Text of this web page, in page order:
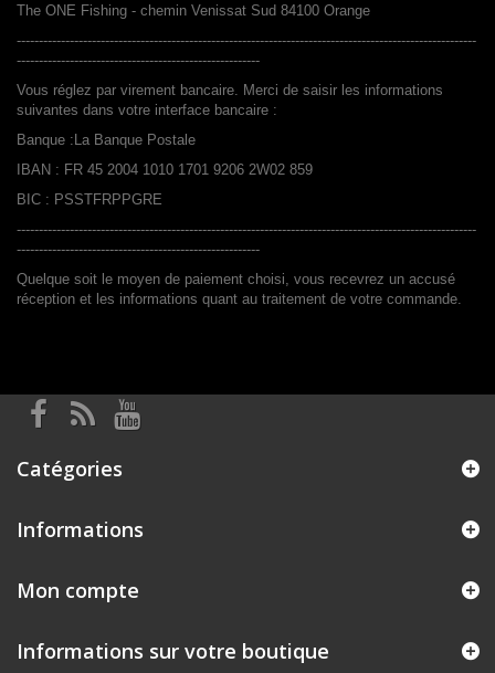
The ONE Fishing - chemin Venissat Sud 84100 Orange
--------------------------------------------------------------------------------------------------------
-------------------------------------------------------
Vous réglez par virement bancaire. Merci de saisir les informations
suivantes dans votre interface bancaire :
Banque :La Banque Postale
IBAN : FR 45 2004 1010 1701 9206 2W02 859
BIC : PSSTFRPPGRE
--------------------------------------------------------------------------------------------------------
-------------------------------------------------------
Quelque soit le moyen de paiement choisi, vous recevrez un accusé
réception et les informations quant au traitement de votre commande.
Catégories
Informations
Mon compte
Informations sur votre boutique